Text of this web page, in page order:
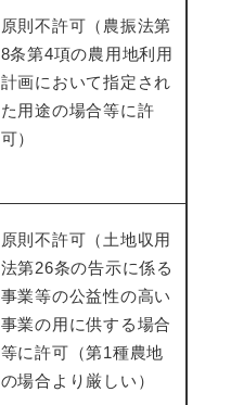
原則不許可（農振法第
8条第4項の農用地利用
計画において指定され
た用途の場合等に許
可）
原則不許可（土地収用
法第26条の告示に係る
事業等の公益性の高い
事業の用に供する場合
等に許可（第1種農地
の場合より厳しい）